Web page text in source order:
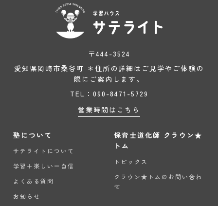
〒444-3524
愛知県岡崎市桑谷町 ＊住所の詳細はご見学やご体験の
際にご案内します。
TEL：090-8471-5729
営業時間はこちら
塾について
サテライトについて
学習＋楽しい＝自信
よくある質問
お知らせ
保育士道化師 クラウン★
トム
トピックス
クラウン★トムのお問い合わ
せ